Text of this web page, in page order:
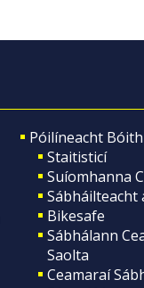
Póilíneacht
Staitisticí
Suíomhanna
Bikesafe
Sábhálann
Saolta
Ceamaraí